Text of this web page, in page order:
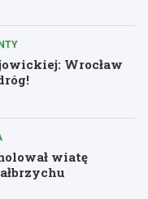
Wrocław
wiatę